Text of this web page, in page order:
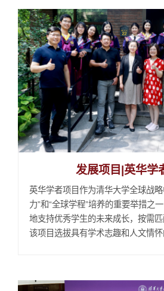
球议题系列人才培养活动。2025年
发展项目|英华学
英华学者项目作为清华大学全球战
力”和“全球学程”培养的重要举措之
地支持优秀学生的未来成长，按需匹
该项目选拔具有学术志趣和人文情怀